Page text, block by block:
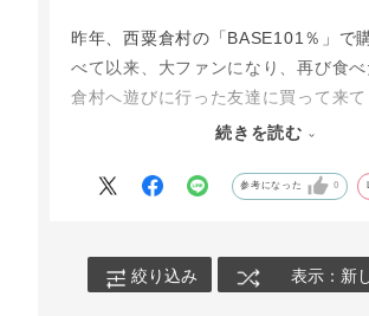
昨年、西粟倉村の「BASE101％」で
べて以来、大ファンになり、再び食
倉村へ遊びに行った友達に買って来て
り、ふるさと納税の返礼品でもらった
達にもおススメしたくて今回、購入
続きを読む
参考になった 0
絞り込み 表示：新